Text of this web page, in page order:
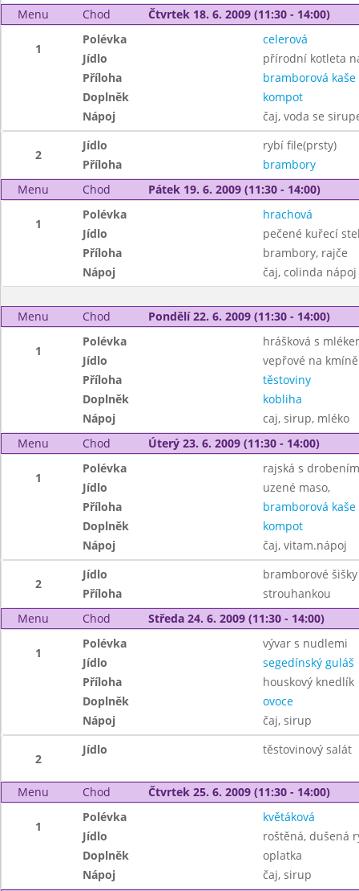
Menu Chod Čtvrtek 18. 6. 2009 (11:30 - 14:00)
1
Polévka
celerová
Jídlo
přírodní kotleta
Příloha
bramborová kaše
Doplněk
kompot
Nápoj
čaj, voda se
2
Jídlo
rybí file(prsty)
Příloha
brambory
Menu
Chod Pátek 19. 6. 2009 (11:30 - 14:00)
1
Polévka
hrachová
Jídlo
pečené kuřecí
Příloha
brambory, rajče
Nápoj
čaj, colinda nápoj
Menu Chod Pondělí 22. 6. 2009 (11:30 - 14:00)
1
Polévka
hrášková s
Jídlo
vepřové na kmíně
Příloha
těstoviny
Doplněk
kobliha
Nápoj
caj, sirup, mléko
Menu
Chod Úterý 23. 6. 2009 (11:30 - 14:00)
1
Polévka
rajská s drobením
Jídlo
uzené maso,
Příloha
bramborová kaše
Doplněk
kompot
Nápoj
čaj, vitam.nápoj
2
Jídlo
bramborové
Příloha
strouhankou
Menu
Chod Středa 24. 6. 2009 (11:30 - 14:00)
1
Polévka
vývar s nudlemi
Jídlo
segedínský guláš
Příloha
houskový knedlík
Doplněk
ovoce
Nápoj
čaj, sirup
2
Jídlo těstovinový salát
Menu Chod Čtvrtek 25. 6. 2009 (11:30 - 14:00)
1
Polévka
květáková
Jídlo
roštěná, dušená
Doplněk
oplatka
Nápoj
čaj, sirup